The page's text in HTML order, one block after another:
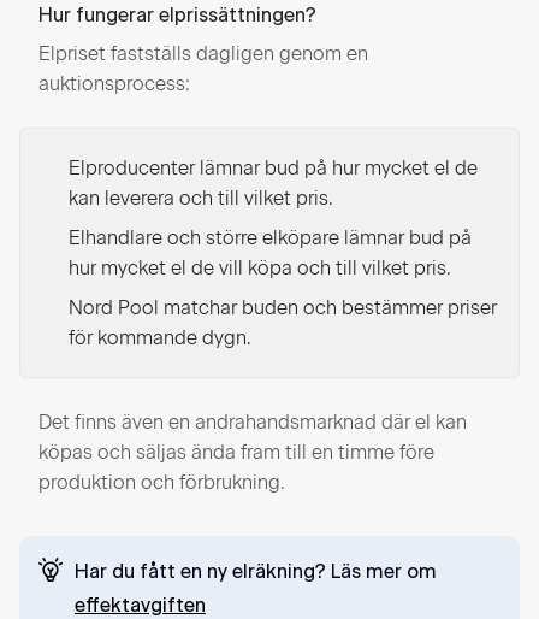
Hur fungerar elprissättningen?
Elpriset fastställs dagligen genom en
auktionsprocess:
Elproducenter lämnar bud på hur mycket el de
kan leverera och till vilket pris.
Elhandlare och större elköpare lämnar bud på
hur mycket el de vill köpa och till vilket pris.
Nord Pool matchar buden och bestämmer priser
för kommande dygn.
Det finns även en andrahandsmarknad där el kan
köpas och säljas ända fram till en timme före
produktion och förbrukning.
Har du fått en ny elräkning? Läs mer om
effektavgiften